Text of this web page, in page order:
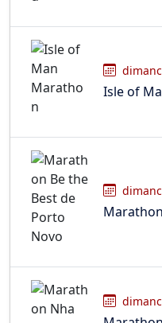
Isle of